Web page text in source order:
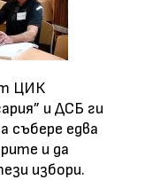
ЦИК
и ДСБ ги
събере едва
и да
избори.